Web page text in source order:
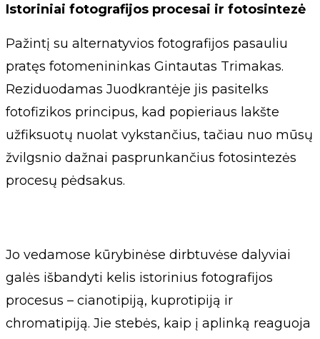
Istoriniai fotografijos procesai ir fotosintezė
Pažintį su alternatyvios fotografijos pasauliu
pratęs fotomenininkas Gintautas Trimakas.
Reziduodamas Juodkrantėje jis pasitelks
fotofizikos principus, kad popieriaus lakšte
užfiksuotų nuolat vykstančius, tačiau nuo mūsų
žvilgsnio dažnai pasprunkančius fotosintezės
procesų pėdsakus.
Jo vedamose kūrybinėse dirbtuvėse dalyviai
galės išbandyti kelis istorinius fotografijos
procesus – cianotipiją, kuprotipiją ir
chromatipiją. Jie stebės, kaip į aplinką reaguoja